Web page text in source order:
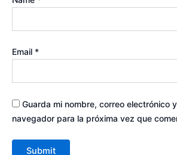
Email *
Guarda mi nombre, correo electrónico
navegador para la próxima vez que